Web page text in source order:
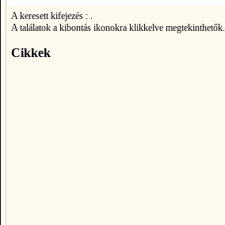
A keresett kifejezés : .
A találatok a kibontás ikonokra klikkelve megtekinthetők.
Cikkek